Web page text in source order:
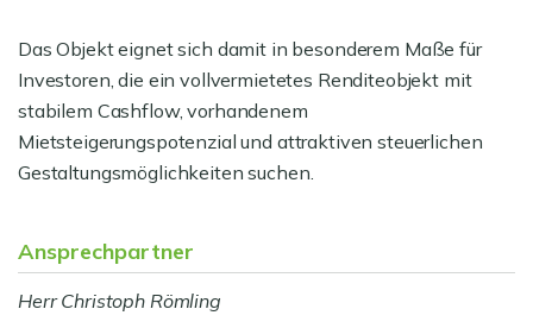
Das Objekt eignet sich damit in besonderem Maße für
Investoren, die ein vollvermietetes Renditeobjekt mit
stabilem Cashflow, vorhandenem
Mietsteigerungspotenzial und attraktiven steuerlichen
Gestaltungsmöglichkeiten suchen.
Ansprechpartner
Herr Christoph Römling